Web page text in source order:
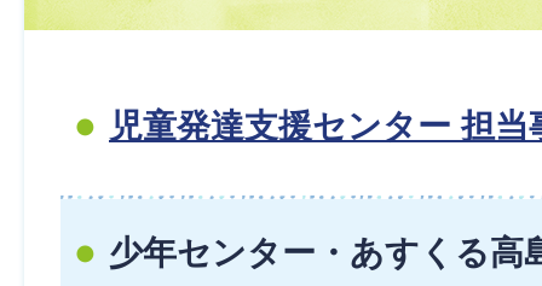
児童発達支援センター 担当
少年センター・あすくる高